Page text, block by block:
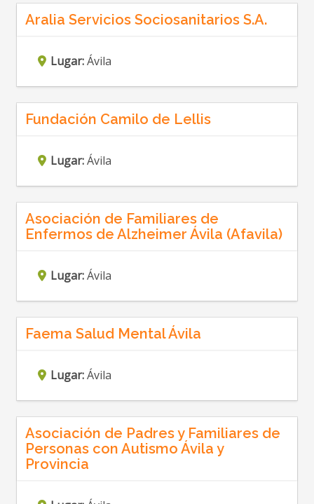
Aralia Servicios Sociosanitarios S.A.
Lugar:Ávila
Fundación Camilo de Lellis
Lugar:Ávila
Asociación de Familiares de
Enfermos de Alzheimer Ávila (Afavila)
Lugar:Ávila
Faema Salud Mental Ávila
Lugar:Ávila
Asociación de Padres y Familiares de
Personas con Autismo Ávila y
Provincia